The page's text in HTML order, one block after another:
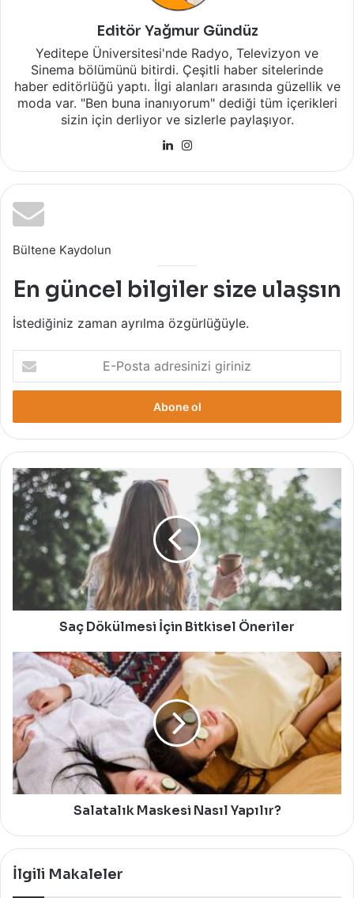
Editör Yağmur Gündüz
Yeditepe Üniversitesi'nde Radyo, Televizyon ve
Sinema bölümünü bitirdi. Çeşitli haber sitelerinde
haber editörlüğü yaptı. İlgi alanları arasında güzellik ve
moda var. "Ben buna inanıyorum" dediği tüm içerikleri
sizin için derliyor ve sizlerle paylaşıyor.
LinkedIn
Bültene Kaydolun
En güncel bilgiler size ulaşsın
İstediğiniz zaman ayrılma özgürlüğüyle.
E-
Posta
adresinizi
Saç
Dökülmesi
İçin
Bitkisel
Öneriler
Saç Dökülmesi İçin Bitkisel Öneriler
Salatalık
Maskesi
Nasıl
Yapılır?
Salatalık Maskesi Nasıl Yapılır?
İlgili Makaleler